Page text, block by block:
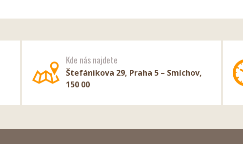
Kde nás najdete
Štefánikova 29, Praha 5 – Smíchov,
150 00